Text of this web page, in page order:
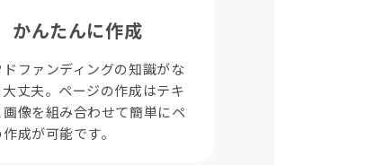
かんたんに作成
ドファンディングの知識がな
大丈夫。ページの作成はテキ
画像を組み合わせて簡単にペ
成が可能です。